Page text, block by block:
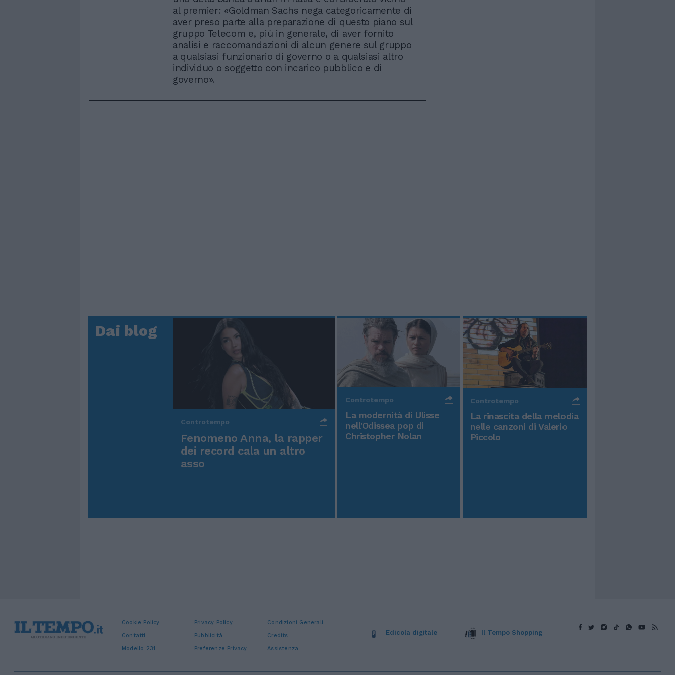
al premier: «Goldman Sachs nega categoricamente di
aver preso parte alla preparazione di questo piano sul
gruppo Telecom e, più in generale, di aver fornito
analisi e raccomandazioni di alcun genere sul gruppo
a qualsiasi funzionario di governo o a qualsiasi altro
individuo o soggetto con incarico pubblico e di
governo».
Dai blog
Controtempo
Fenomeno Anna, la rapper
dei record cala un altro
asso
Controtempo
La modernità di Ulisse
nell'Odissea pop di
Christopher Nolan
Controtempo
La rinascita della melodia
nelle canzoni di Valerio
Piccolo
Cookie Policy Privacy Policy
Condizioni Generali
Contatti
Pubblicità
Credits
Modello 231
Preferenze Privacy Assistenza
Edicola digitale Il Tempo Shopping